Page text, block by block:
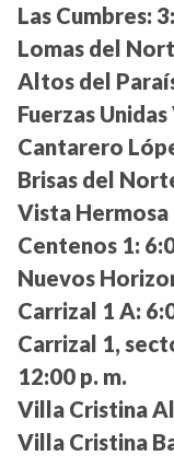
Las Cumbres:
Lomas del
Altos del
Fuerzas Unidas
Cantarero
Brisas del
Vista
Centenos 1:
Nuevos
Carrizal 1 A:
Carrizal 1,
12:00 p. m.
Villa Cristina
Villa Cristina